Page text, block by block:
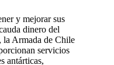
y mejorar sus
dinero del
la Armada de Chile
servicios
antárticas,